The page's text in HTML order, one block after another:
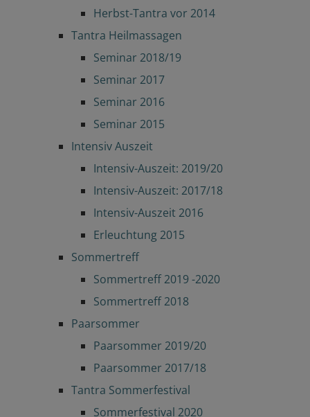
Herbst-Tantra vor 2014
Tantra Heilmassagen
Seminar 2018/19
Seminar 2017
Seminar 2016
Seminar 2015
Intensiv Auszeit
Intensiv-Auszeit: 2019/20
Intensiv-Auszeit: 2017/18
Intensiv-Auszeit 2016
Erleuchtung 2015
Sommertreff
Sommertreff 2019 -2020
Sommertreff 2018
Paarsommer
Paarsommer 2019/20
Paarsommer 2017/18
Tantra Sommerfestival
Sommerfestival 2020